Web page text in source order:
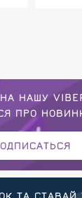
НАШУ
ПРО
ТА